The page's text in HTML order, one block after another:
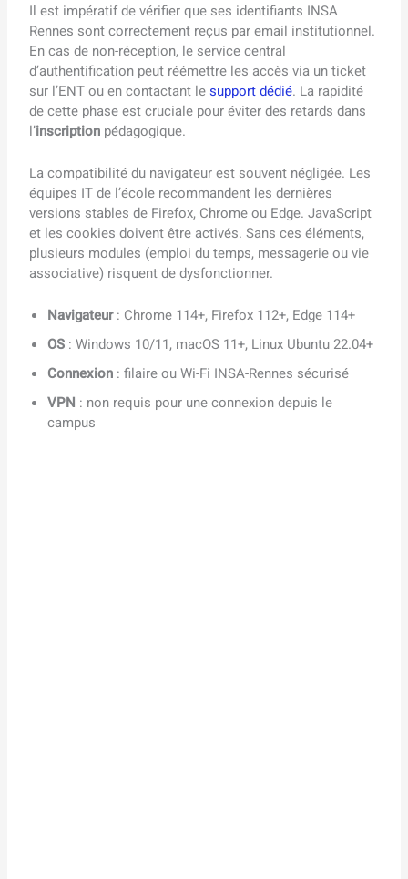
Il est impératif de vérifier que ses identifiants INSA
Rennes sont correctement reçus par email institutionnel.
En cas de non-réception, le service central
d’authentification peut réémettre les accès via un ticket
sur l’ENT ou en contactant lesupport dédié. La rapidité
de cette phase est cruciale pour éviter des retards dans
l’inscription pédagogique.
La compatibilité du navigateur est souvent négligée. Les
équipes IT de l’école recommandent les dernières
versions stables de Firefox, Chrome ou Edge. JavaScript
et les cookies doivent être activés. Sans ces éléments,
plusieurs modules (emploi du temps, messagerie ou vie
associative) risquent de dysfonctionner.
Navigateur: Chrome 114+, Firefox 112+, Edge 114+
OS : Windows 10/11, macOS 11+, Linux Ubuntu 22.04+
Connexion : filaire ou Wi-Fi INSA-Rennes sécurisé
VPN : non requis pour une connexion depuis le
campus